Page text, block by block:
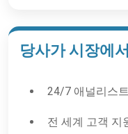
당사가 시장에
24/7 애널리스
전 세계 고객 지